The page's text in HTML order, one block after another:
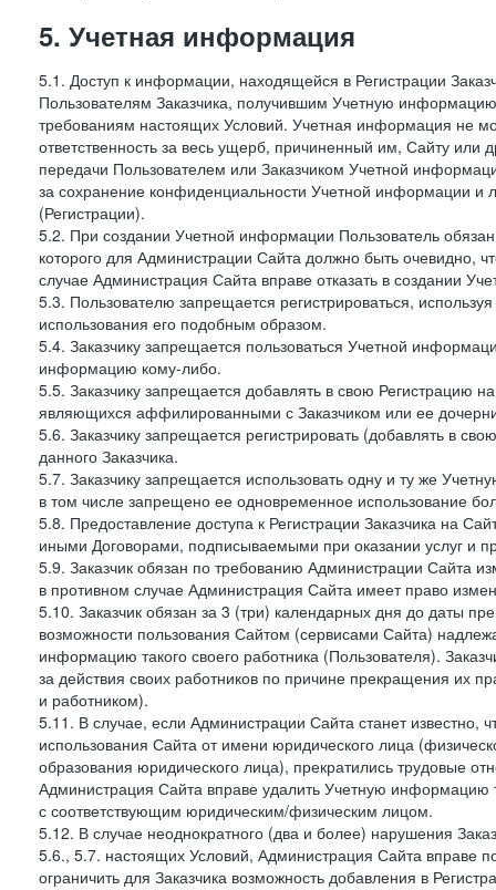
5. Учетная информация
5.1. Доступ к информации, находящейся в Регистрации
Пользователям Заказчика, получившим Учетную
требованиям настоящих Условий. Учетная информация не
ответственность за весь ущерб, причиненный им, Сайту
передачи Пользователем или Заказчиком Учетной
за сохранение конфиденциальности Учетной информации
(Регистрации).
5.2. При создании Учетной информации Пользователь
которого для Администрации Сайта должно быть очевидно,
случае Администрация Сайта вправе отказать в создании
5.3. Пользователю запрещается регистрироваться,
использования его подобным образом.
5.4. Заказчику запрещается пользоваться Учетной
информацию кому-либо.
5.5. Заказчику запрещается добавлять в свою Регистрацию
являющихся аффилированными с Заказчиком или ее
5.6. Заказчику запрещается регистрировать (добавлять в
данного Заказчика.
5.7. Заказчику запрещается использовать одну и ту же
в том числе запрещено ее одновременное использование
5.8. Предоставление доступа к Регистрации Заказчика на
иными Договорами, подписываемыми при оказании услуг и
5.9. Заказчик обязан по требованию Администрации Сайта
в противном случае Администрация Сайта имеет право
5.10. Заказчик обязан за 3 (три) календарных дня до даты
возможности пользования Сайтом (сервисами Сайта)
информацию такого своего работника (Пользователя).
за действия своих работников по причине прекращения их
и работником).
5.11. В случае, если Администрации Сайта станет
использования Сайта от имени юридического лица
образования юридического лица), прекратились трудовые
Администрация Сайта вправе удалить Учетную информацию
с соответствующим юридическим/физическим лицом.
5.12. В случае неоднократного (два и более) нарушения
5.6., 5.7. настоящих Условий, Администрация Сайта вправе
ограничить для Заказчика возможность добавления в